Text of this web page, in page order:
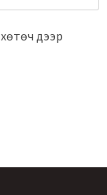
дээр